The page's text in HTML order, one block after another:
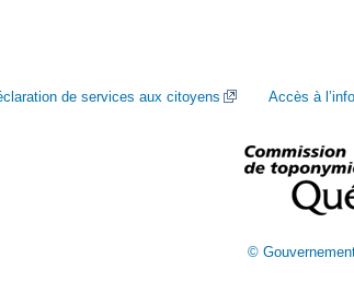
de services aux citoyens Accès à
©